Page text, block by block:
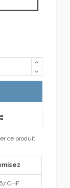
ce produit
CHF